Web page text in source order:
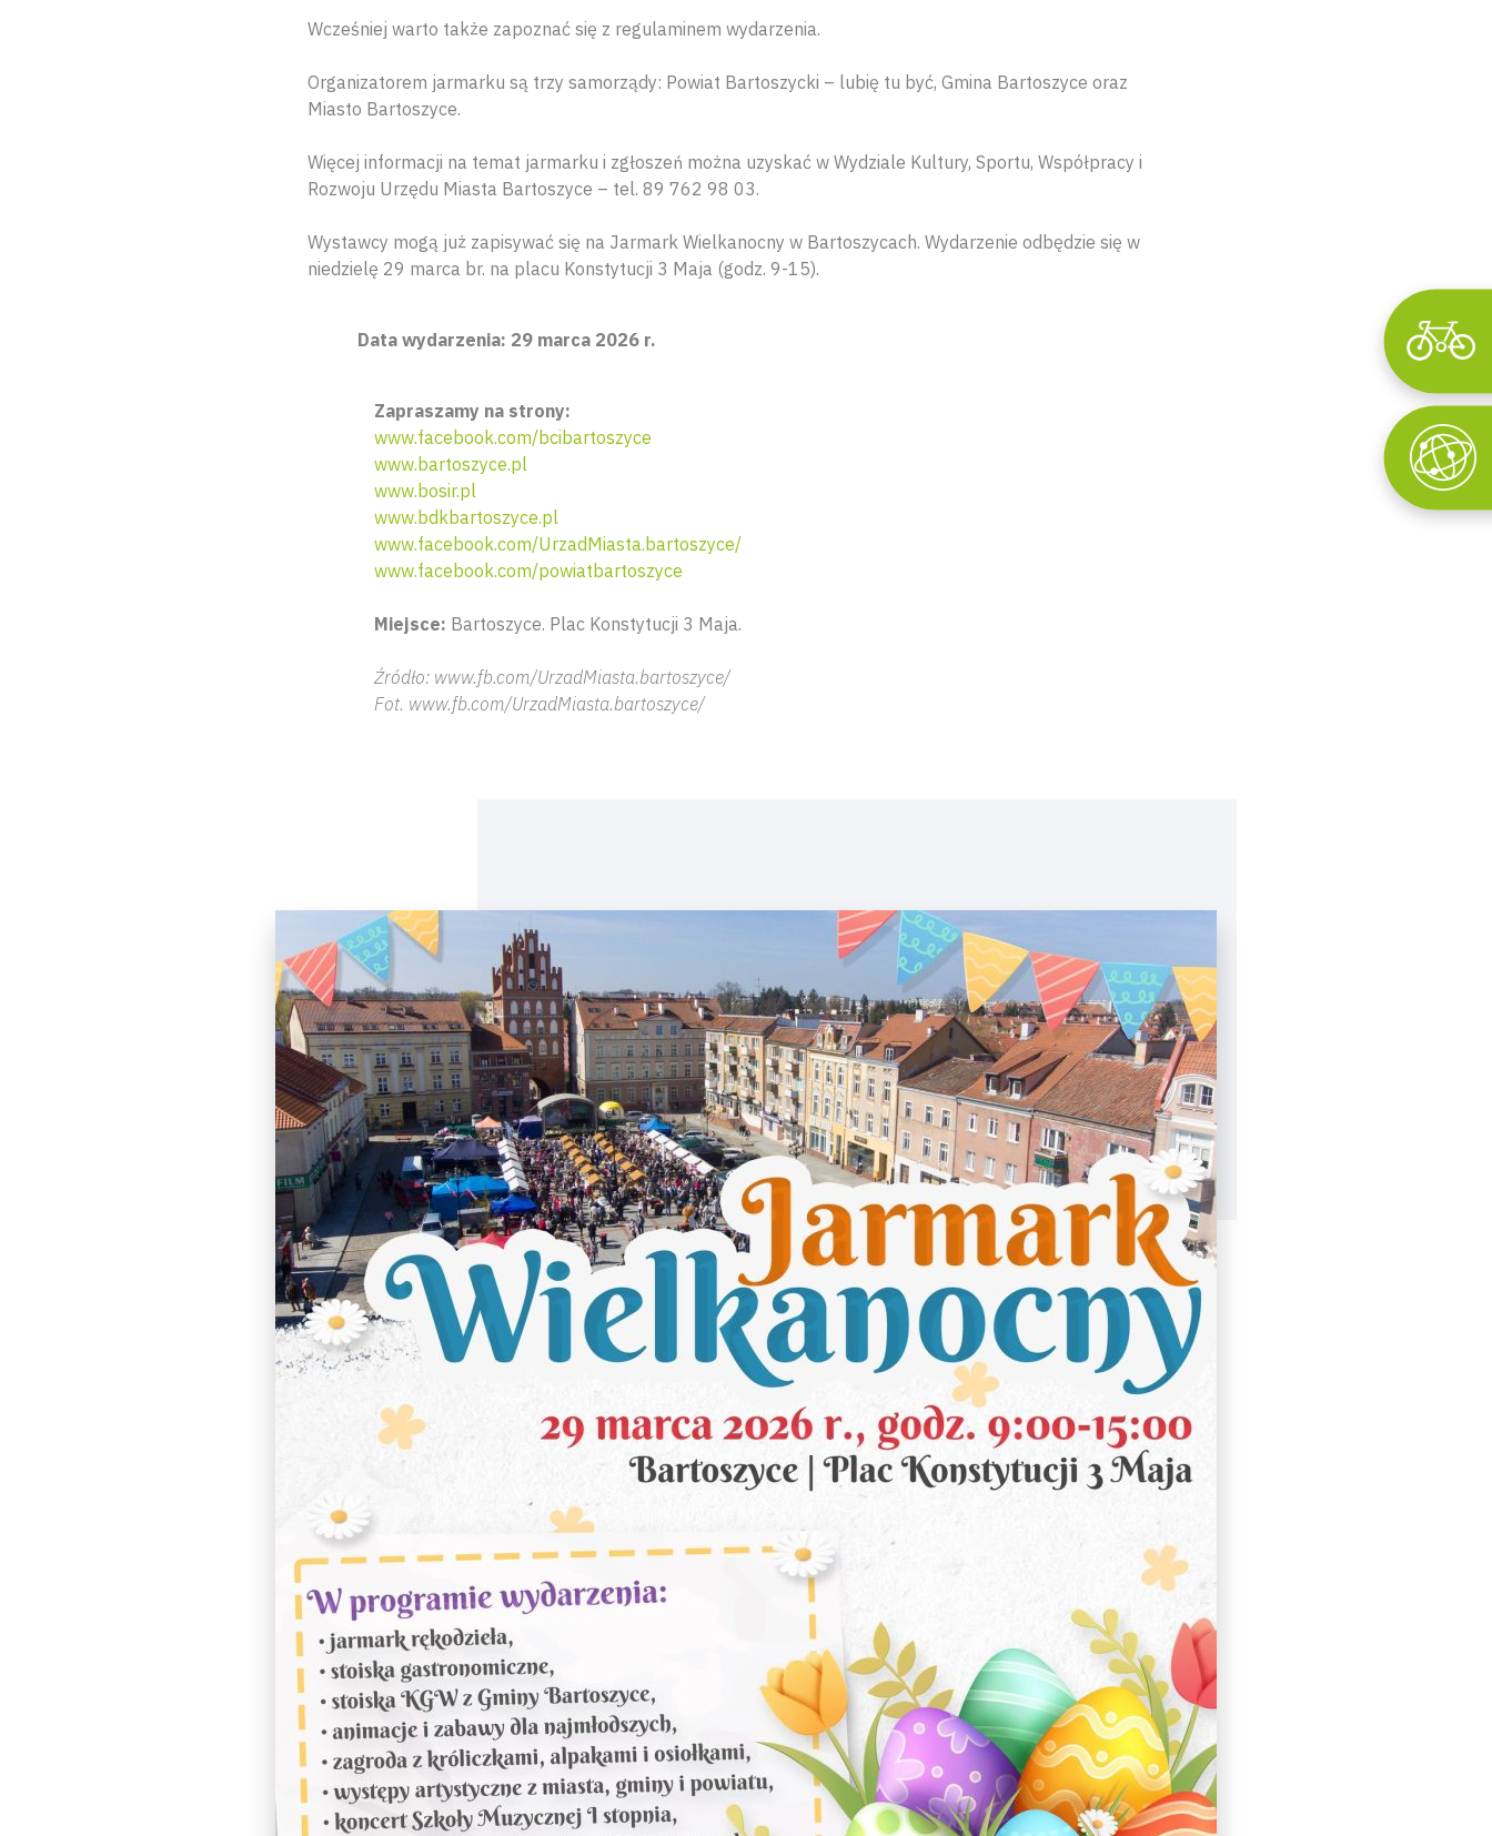
Wcześniej warto także zapoznać się z regulaminem wydarzenia.
Organizatorem jarmarku są trzy samorządy: Powiat Bartoszycki – lubię tu być, Gmina Bartoszyce oraz
Miasto Bartoszyce.
Więcej informacji na temat jarmarku i zgłoszeń można uzyskać w Wydziale Kultury, Sportu, Współpracy i
Rozwoju Urzędu Miasta Bartoszyce – tel. 89 762 98 03.
Wystawcy mogą już zapisywać się na Jarmark Wielkanocny w Bartoszycach. Wydarzenie odbędzie się w
niedzielę 29 marca br. na placu Konstytucji 3 Maja (godz. 9-15).
Data wydarzenia: 29 marca 2026 r.
Zapraszamy na strony:
www.facebook.com/bcibartoszyce
www.bartoszyce.pl
www.bosir.pl
www.bdkbartoszyce.pl
www.facebook.com/UrzadMiasta.bartoszyce/
www.facebook.com/powiatbartoszyce
Miejsce: Bartoszyce. Plac Konstytucji 3 Maja.
Źródło: www.fb.com/UrzadMiasta.bartoszyce/
Fot. www.fb.com/UrzadMiasta.bartoszyce/
Wyszukaj